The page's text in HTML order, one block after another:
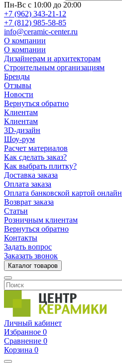
Пн-Вс с 10:00 до 20:00
+7 (962) 343-21-12
+7 (812) 985-58-85
info@ceramic-center.ru
О компании
О компании
Дизайнерам и архитекторам
Строительным организациям
Бренды
Отзывы
Новости
Вернуться обратно
Клиентам
Клиентам
3D-дизайн
Шоу-рум
Расчет материалов
Как сделать заказ?
Как выбрать плитку?
Доставка заказа
Оплата заказа
Оплата банковской картой онлайн
Возврат заказа
Статьи
Розничным клиентам
Вернуться обратно
Контакты
Задать вопрос
Заказать звонок
Каталог товаров
Личный кабинет
Избранное 0
Сравнение 0
Корзина 0